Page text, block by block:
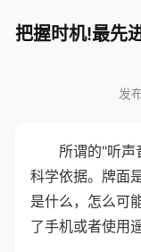
把握时机!最先
发
所谓的"听声
科学依据。牌面
是什么，怎么可
了手机或者使用